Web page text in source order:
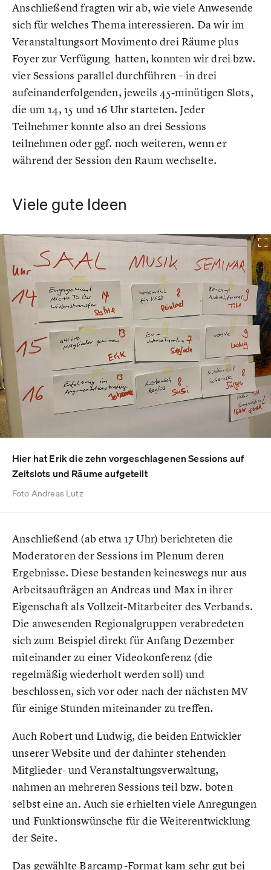
Anschließend fragten wir ab, wie viele Anwesende
sich für welches Thema interessieren. Da wir im
Veranstaltungsort Movimento drei Räume plus
Foyer zur Verfügung hatten, konnten wir drei bzw.
vier Sessions parallel durchführen – in drei
aufeinanderfolgenden, jeweils 45-minütigen Slots,
die um 14, 15 und 16 Uhr starteten. Jeder
Teilnehmer konnte also an drei Sessions
teilnehmen oder ggf. noch weiteren, wenn er
während der Session den Raum wechselte.
Viele gute Ideen
Hier hat Erik die zehn vorgeschlagenen Sessions auf
Zeitslots und Räume aufgeteilt
Foto Andreas Lutz
Anschließend (ab etwa 17 Uhr) berichteten die
Moderatoren der Sessions im Plenum deren
Ergebnisse. Diese bestanden keineswegs nur aus
Arbeitsaufträgen an Andreas und Max in ihrer
Eigenschaft als Vollzeit-Mitarbeiter des Verbands.
Die anwesenden Regionalgruppen verabredeten
sich zum Beispiel direkt für Anfang Dezember
miteinander zu einer Videokonferenz (die
regelmäßig wiederholt werden soll) und
beschlossen, sich vor oder nach der nächsten MV
für einige Stunden miteinander zu treffen.
Auch Robert und Ludwig, die beiden Entwickler
unserer Website und der dahinter stehenden
Mitglieder- und Veranstaltungsverwaltung,
nahmen an mehreren Sessions teil bzw. boten
selbst eine an. Auch sie erhielten viele Anregungen
und Funktionswünsche für die Weiterentwicklung
der Seite.
Das gewählte Barcamp-Format kam sehr gut bei